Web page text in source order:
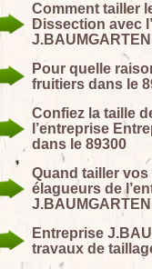
Comment tailler
Dissection avec
Pour quelle
fruitiers dans le
Confiez la taille
l’entreprise
dans le 89300
Quand tailler
élagueurs de
Entreprise
travaux de